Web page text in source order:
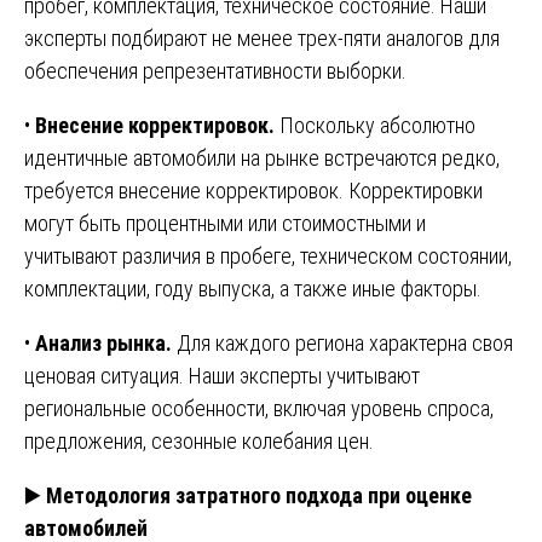
эксперты подбирают не менее трех-пяти аналогов для
обеспечения репрезентативности выборки.
• Внесение корректировок. Поскольку абсолютно
идентичные автомобили на рынке встречаются редко,
требуется внесение корректировок. Корректировки
могут быть процентными или стоимостными и
учитывают различия в пробеге, техническом состоянии,
комплектации, году выпуска, а также иные факторы.
• Анализ рынка. Для каждого региона характерна своя
ценовая ситуация. Наши эксперты учитывают
региональные особенности, включая уровень спроса,
предложения, сезонные колебания цен.
▶️ Методология затратного подхода при оценке
автомобилей